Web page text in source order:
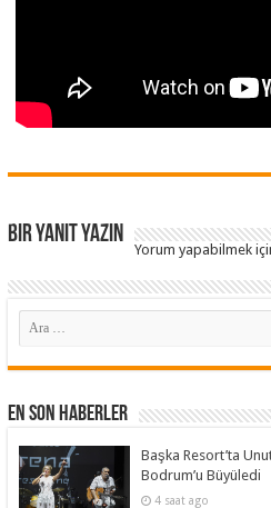
Bir yanıt yazın
Yorum yapabilmek
En Son Haberler
Başka Resort’ta
Bodrum’u Büyüledi
4 saat ago